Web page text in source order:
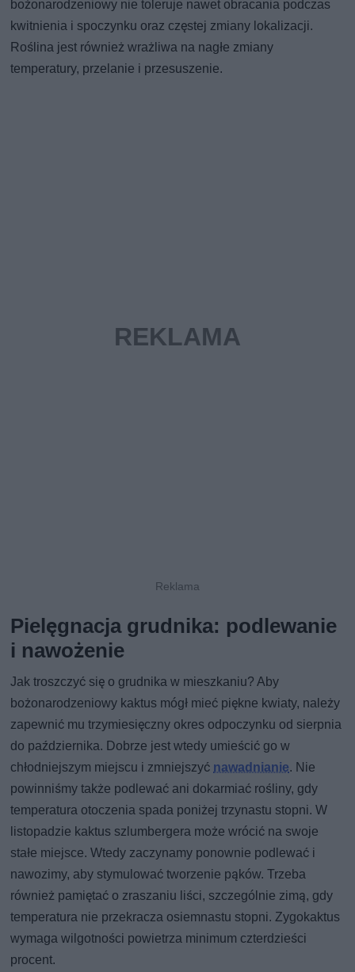
bożonarodzeniowy nie toleruje nawet obracania podczas
kwitnienia i spoczynku oraz częstej zmiany lokalizacji.
Roślina jest również wrażliwa na nagłe zmiany
temperatury, przelanie i przesuszenie.
Pielęgnacja grudnika: podlewanie
i nawożenie
Jak troszczyć się o grudnika w mieszkaniu? Aby
bożonarodzeniowy kaktus mógł mieć piękne kwiaty, należy
zapewnić mu trzymiesięczny okres odpoczynku od sierpnia
do października. Dobrze jest wtedy umieścić go w
chłodniejszym miejscu i zmniejszyć nawadnianie. Nie
powinniśmy także podlewać ani dokarmiać rośliny, gdy
temperatura otoczenia spada poniżej trzynastu stopni. W
listopadzie kaktus szlumbergera może wrócić na swoje
stałe miejsce. Wtedy zaczynamy ponownie podlewać i
nawozimy, aby stymulować tworzenie pąków. Trzeba
również pamiętać o zraszaniu liści, szczególnie zimą, gdy
temperatura nie przekracza osiemnastu stopni. Zygokaktus
wymaga wilgotności powietrza minimum czterdzieści
procent.